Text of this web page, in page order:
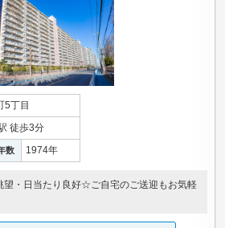
5丁目
徒歩3分
数 1974年
・日当たり良好☆ご自宅のご送迎もお気軽